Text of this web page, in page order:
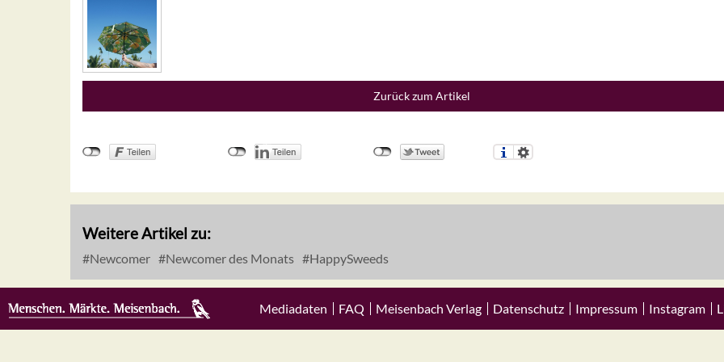
Zurück zum Artikel
Weitere Artikel zu:
Newcomer Newcomer des Monats HappySweeds
Mediadaten FAQ Meisenbach Verlag Datenschutz Impressum Instagram